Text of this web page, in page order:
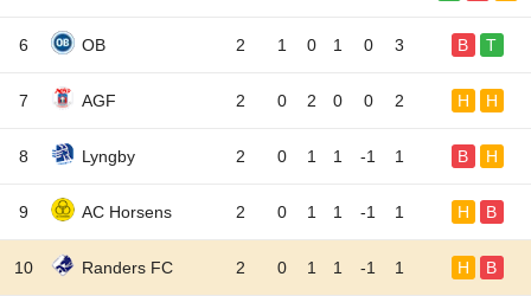
6 OB 2 1 0 1 0 3 B T
7 AGF 2 0 2 0 0 2 H H
8 Lyngby 2 0 1 1 -1 1 B H
9 AC Horsens 2 0 1 1 -1 1 H B
10 Randers FC 2 0 1 1 -1 1 H B